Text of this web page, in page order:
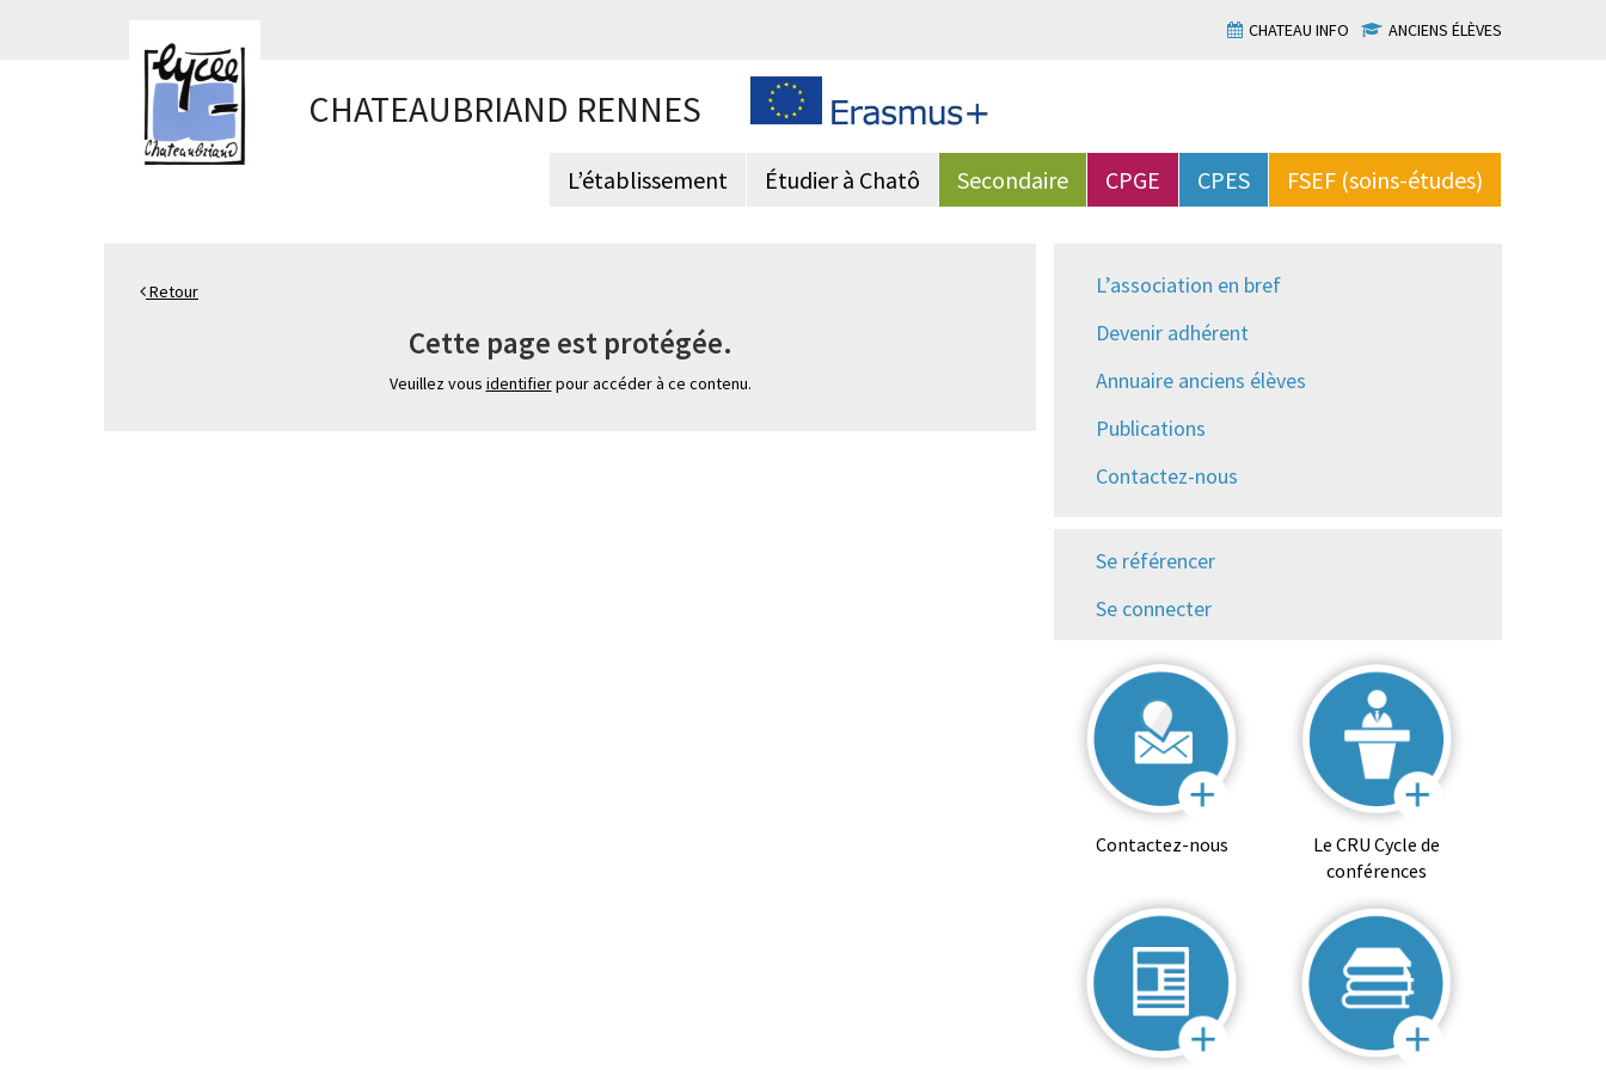
CHATEAU INFO ANCIENS ÉLÈVES
CHATEAUBRIAND RENNES
L’établissement Étudier à Chatô Secondaire CPGE CPES FSEF (soins-études)
Retour
Cette page est protégée.
Veuillez vous identifierpour accéder à ce contenu.
L’association en bref
Devenir adhérent
Annuaire anciens élèves
Publications
Contactez-nous
Se référencer
Se connecter
Contactez-nous
Le CRU Cycle de
conférences